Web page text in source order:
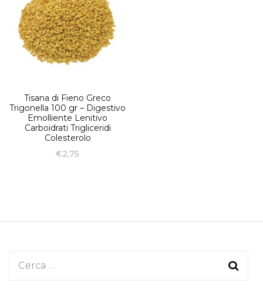
Tisana di Fieno Greco
Trigonella 100 gr – Digestivo
Emolliente Lenitivo
Carboidrati Trigliceridi
Colesterolo
€2,75
Ricerca